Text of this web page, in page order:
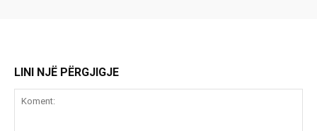
LINI NJË PËRGJIGJE